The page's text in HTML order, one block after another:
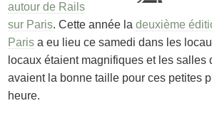
autour de Rails
sur Paris. Cette année ladeuxième
Paris a eu lieu ce samedi dans les
locaux étaient magnifiques et les salles
avaient la bonne taille pour ces petites
heure.